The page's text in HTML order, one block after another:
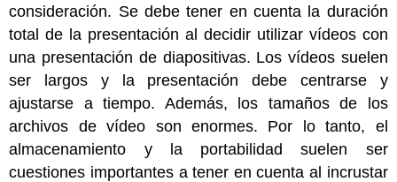
consideración. Se debe tener en cuenta la duración
total de la presentación al decidir utilizar vídeos con
una presentación de diapositivas. Los vídeos suelen
ser largos y la presentación debe centrarse y
ajustarse a tiempo. Además, los tamaños de los
archivos de vídeo son enormes. Por lo tanto, el
almacenamiento y la portabilidad suelen ser
cuestiones importantes a tener en cuenta al incrustar